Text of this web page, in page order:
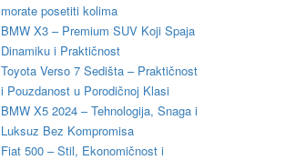
morate posetiti kolima
BMW X3 – Premium SUV Koji Spaja
Dinamiku i Praktičnost
Toyota Verso 7 Sedišta – Praktičnost
i Pouzdanost u Porodičnoj Klasi
BMW X5 2024 – Tehnologija, Snaga i
Luksuz Bez Kompromisa
Fiat 500 – Stil, Ekonomičnost i